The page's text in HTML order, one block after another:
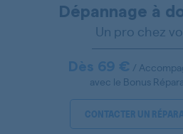
855020801323
855020801373
855083201010
Dépannage à
Un pro chez
Dès 69 € /
avec le Bonus
CONTACTER UN